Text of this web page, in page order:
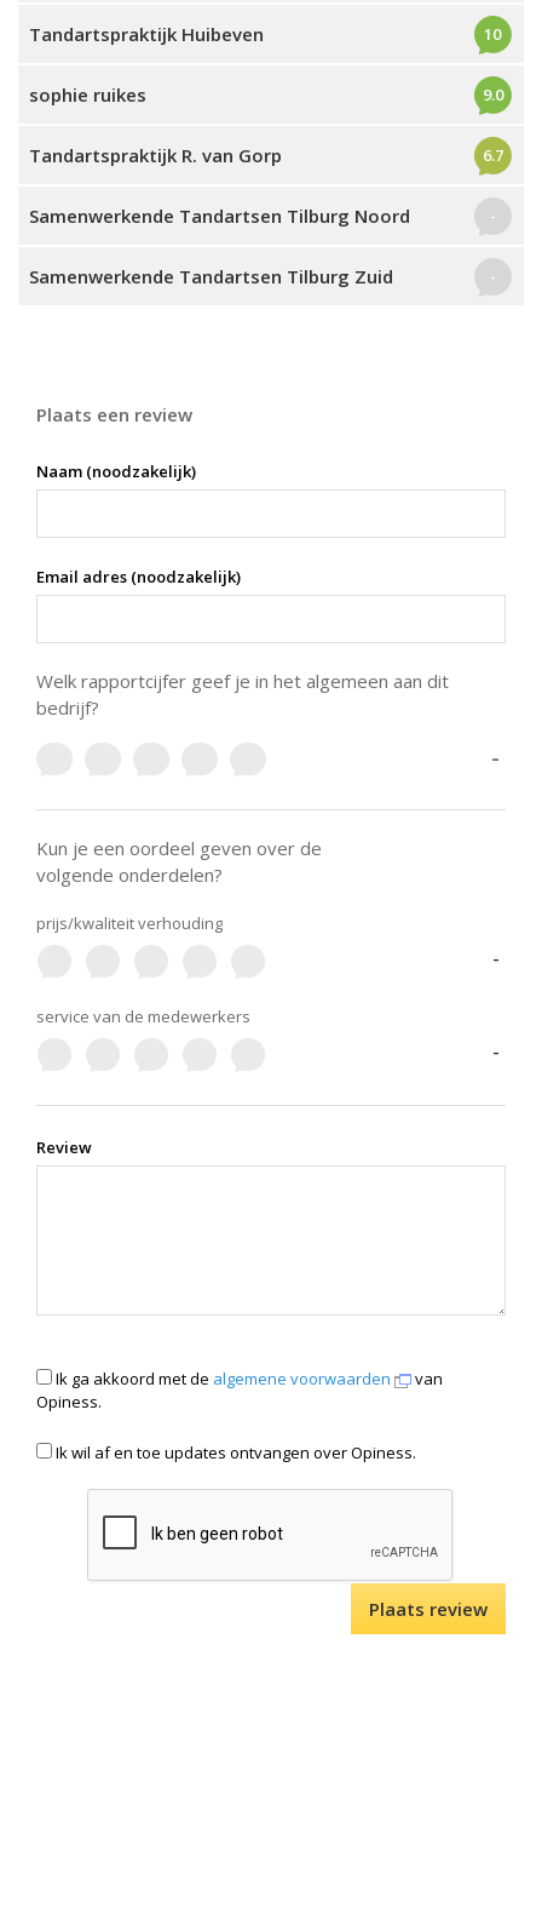
Tandartspraktijk Huibeven 10
sophie ruikes 9.0
Tandartspraktijk R. van Gorp 6.7
Samenwerkende Tandartsen Tilburg Noord -
Samenwerkende Tandartsen Tilburg Zuid -
Plaats een review
Naam (noodzakelijk)
Email adres (noodzakelijk)
Welk rapportcijfer geef je in het algemeen aan dit
bedrijf?
-
Kun je een oordeel geven over de
volgende onderdelen?
prijs/kwaliteit verhouding
-
service van de medewerkers
-
Review
Ik ga akkoord met de algemene voorwaarden
van
Opiness.
Ik wil af en toe updates ontvangen over Opiness.